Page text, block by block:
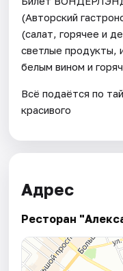
(Авторский
(салат, горячее и
светлые продукты,
белым вином и
Всё подаётся по
красивого
Адрес
Ресторан